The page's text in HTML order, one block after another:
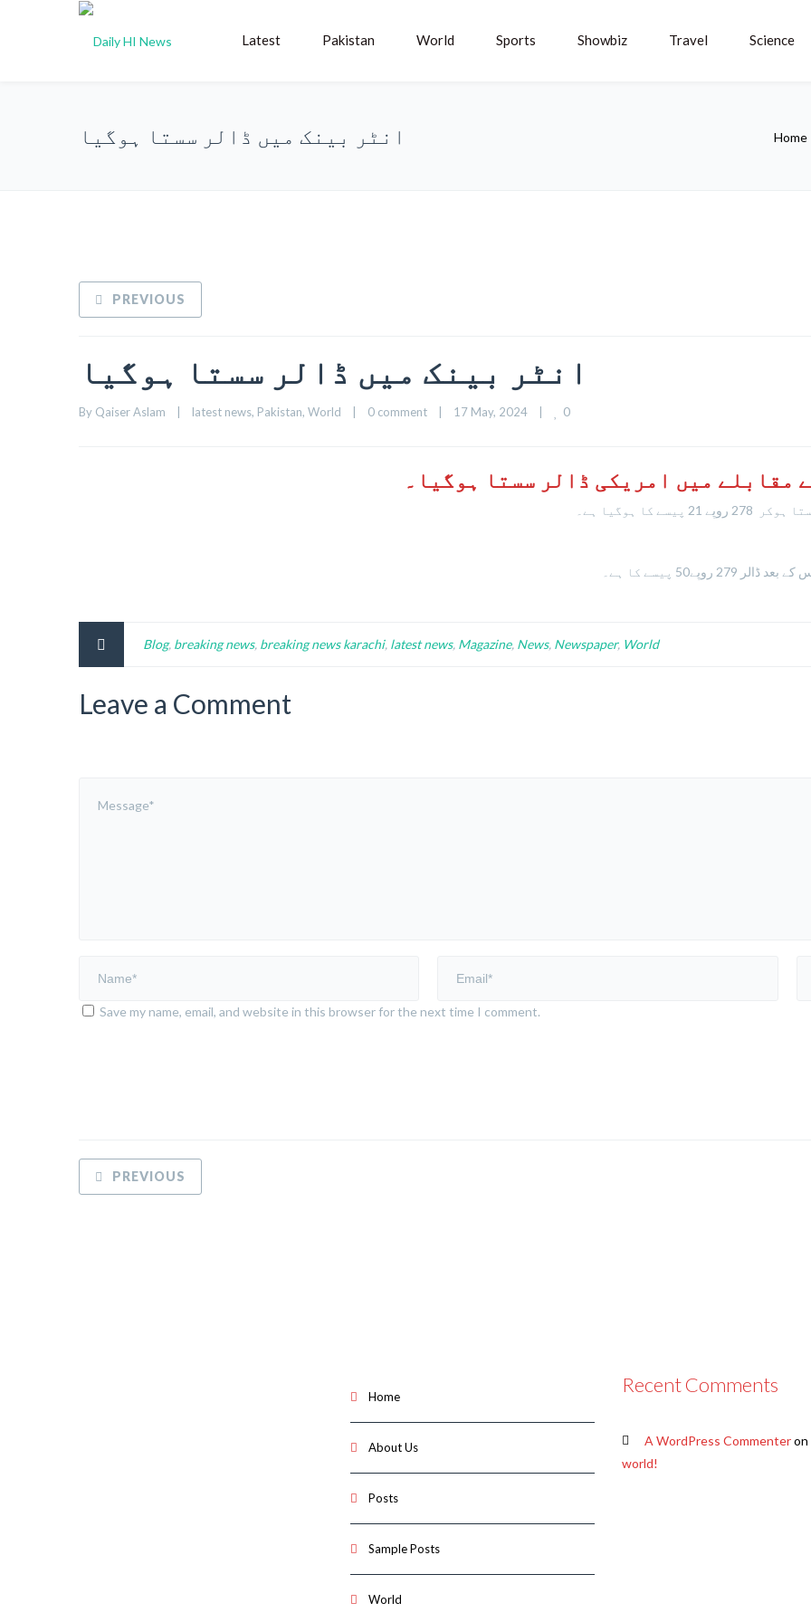
Latest Pakistan World Sports Showbiz Travel Science
انٹر بینک میں ڈالر سستا ہوگیا Home
PREVIOUS
انٹر بینک میں ڈالر سستا ہوگیا
By Qaiser Aslam latest news, Pakistan, World 0 comment 17 May, 2024 0
مقابلے میں امریکی ڈالر سستا ہوگیا۔
Blog, breaking news, breaking news karachi, latest news, Magazine, News, Newspaper, World
Leave a Comment
Save my name, email, and website in this browser for the next time I comment.
PREVIOUS
Home
About Us
Posts
Sample Posts
World
Recent Comments
A WordPress Commenteron
world!